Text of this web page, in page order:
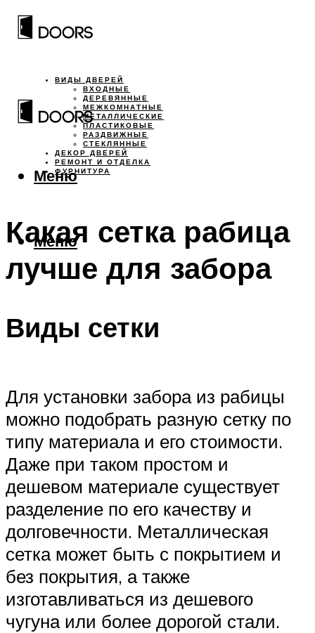
ВИДЫ ДВЕРЕЙ
ВХОДНЫЕ
ДЕРЕВЯННЫЕ
МЕЖКОМНАТНЫЕ
МЕТАЛЛИЧЕСКИЕ
ПЛАСТИКОВЫЕ
РАЗДВИЖНЫЕ
СТЕКЛЯННЫЕ
ДЕКОР ДВЕРЕЙ
РЕМОНТ И ОТДЕЛКА
ФУРНИТУРА
Меню
Меню
Какая сетка рабица
лучше для забора
Виды сетки
Для установки забора из рабицы
можно подобрать разную сетку по
типу материала и его стоимости.
Даже при таком простом и
дешевом материале существует
разделение по его качеству и
долговечности. Металлическая
сетка может быть с покрытием и
без покрытия, а также
изготавливаться из дешевого
чугуна или более дорогой стали.